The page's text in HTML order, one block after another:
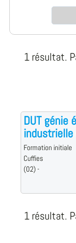
1 résultat.
DUT génie
industrielle
Formation initiale
Cuffies
(02) -
1 résultat.